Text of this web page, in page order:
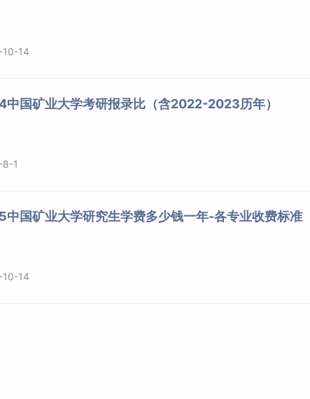
14
中国矿业大学考研报录比（含2022-2023历年）
1
中国矿业大学研究生学费多少钱一年-各专业收费标准
14